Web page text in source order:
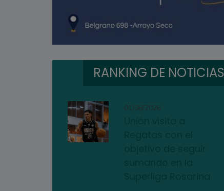
RANKING DE NOTICIAS
01/08/2026